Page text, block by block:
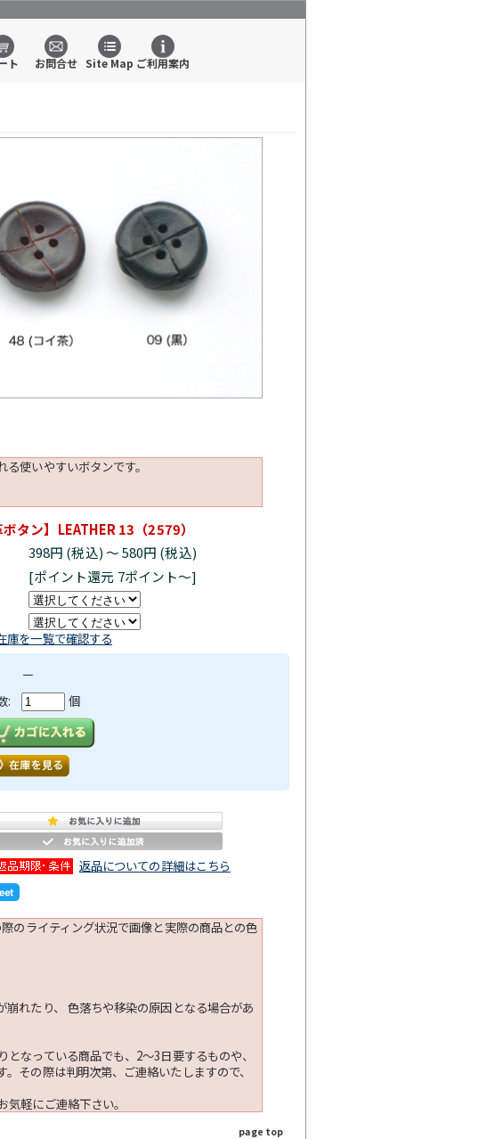
ト お問合せ Site Map ご利用案内
使いやすいボタンです。
ボタン】LEATHER 13（2579）
398円 (税込)～580円 (税込)
[ポイント還元 7ポイント～]
庫を一覧で確認する
－
: 個
返品についての詳細はこちら
のライティング状況で画像と実際の商品との色
れたり、 色落ちや移染の原因となる場合があ
なっている商品でも、2～3日要するものや、
その際は判明次第、ご連絡いたしますので、
軽にご連絡下さい。
page top